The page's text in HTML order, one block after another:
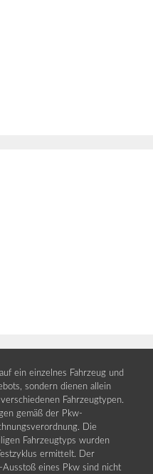
ein einzelnes Fahrzeug und
sondern dienen allein
Fahrzeugtypen.
gemäß der Pkw-
Die
Fahrzeugtyps wurden
ermittelt. Der
-Ausstoß eines Pkw sind nicht